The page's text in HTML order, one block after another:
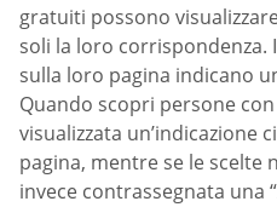
gratuiti possono
soli la loro corrispondenza.
sulla loro pagina indicano
Quando scopri persone
visualizzata un’indicazione
pagina, mentre se le
invece contrassegnata una